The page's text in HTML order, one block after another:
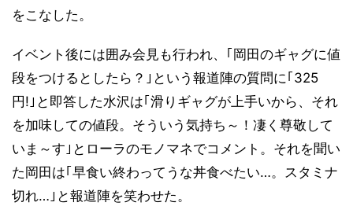
をこなした。
イベント後には囲み会見も行われ、｢岡田のギャグに値
段をつけるとしたら？｣という報道陣の質問に｢325
円!｣と即答した水沢は｢滑りギャグが上手いから、それ
を加味しての値段。そういう気持ち～！凄く尊敬して
いま～す｣とローラのモノマネでコメント。それを聞い
た岡田は｢早食い終わってうな丼食べたい…。スタミナ
切れ…｣と報道陣を笑わせた。